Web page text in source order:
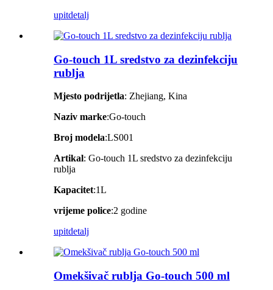
upitdetalj
Go-touch 1L sredstvo za dezinfekciju
rublja
Mjesto podrijetla: Zhejiang, Kina
Naziv marke:Go-touch
Broj modela:LS001
Artikal: Go-touch 1L sredstvo za dezinfekciju
rublja
Kapacitet:1L
vrijeme police:2 godine
upitdetalj
Omekšivač rublja Go-touch 500 ml